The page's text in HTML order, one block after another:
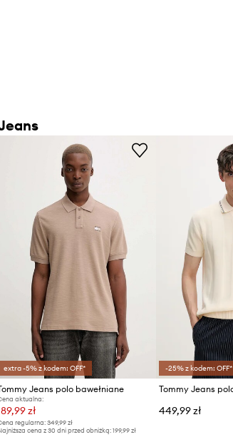
extra -5% z kodem: OFF*
Jeans polo bawełniane
aktualna:
zł
regularna:349,99 zł
cena z 30 dni przed obniżką:199,99 zł
-25% z kodem: OFF*
449,99 zł